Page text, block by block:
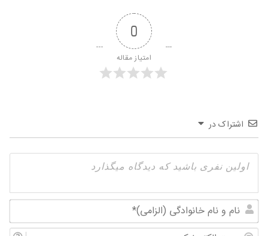
0
امتیاز مقاله
اشتراک در
و